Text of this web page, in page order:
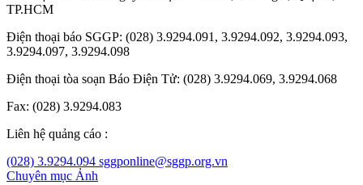
TP.HCM
Điện thoại báo SGGP: (028) 3.9294.091, 3.9294.092, 3.9294.093,
3.9294.097, 3.9294.098
Điện thoại tòa soạn Báo Điện Tử: (028) 3.9294.069, 3.9294.068
Fax: (028) 3.9294.083
Liên hệ quảng cáo :
(028) 3.9294.094 sggponline@sggp.org.vn
Chuyên mục Ảnh